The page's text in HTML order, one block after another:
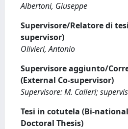
Albertoni, Giuseppe
Supervisore/Relatore di
supervisor)
Olivieri, Antonio
Supervisore aggiunto/
(External Co-supervisor)
Supervisore: M. Calleri;
Tesi in cotutela (Bi-
Doctoral Thesis)